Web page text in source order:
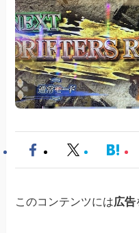
このコンテンツには広告